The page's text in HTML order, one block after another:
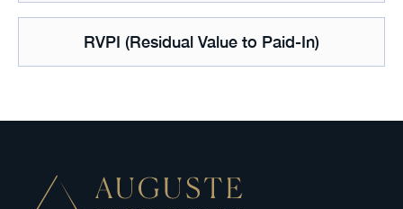
RVPI (Residual Value to Paid-In)